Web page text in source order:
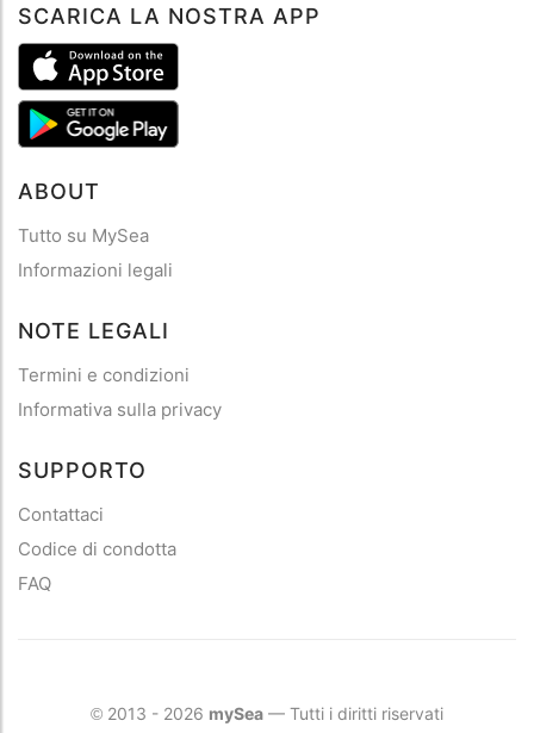
SCARICA LA NOSTRA APP
ABOUT
Tutto su MySea
Informazioni legali
NOTE LEGALI
Termini e condizioni
Informativa sulla privacy
SUPPORTO
Contattaci
Codice di condotta
FAQ
© 2013 - 2026 mySea — Tutti i diritti riservati